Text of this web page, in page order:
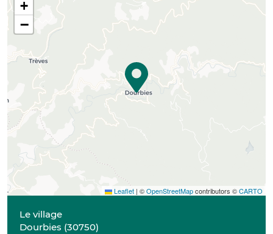
+
−
Leaflet | ©OpenStreetMapcontributors ©CARTO
Le village
Dourbies (30750)